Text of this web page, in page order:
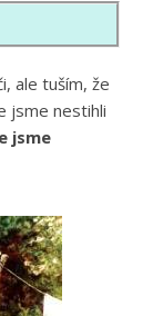
ale tuším, že
jsme nestihli
jsme